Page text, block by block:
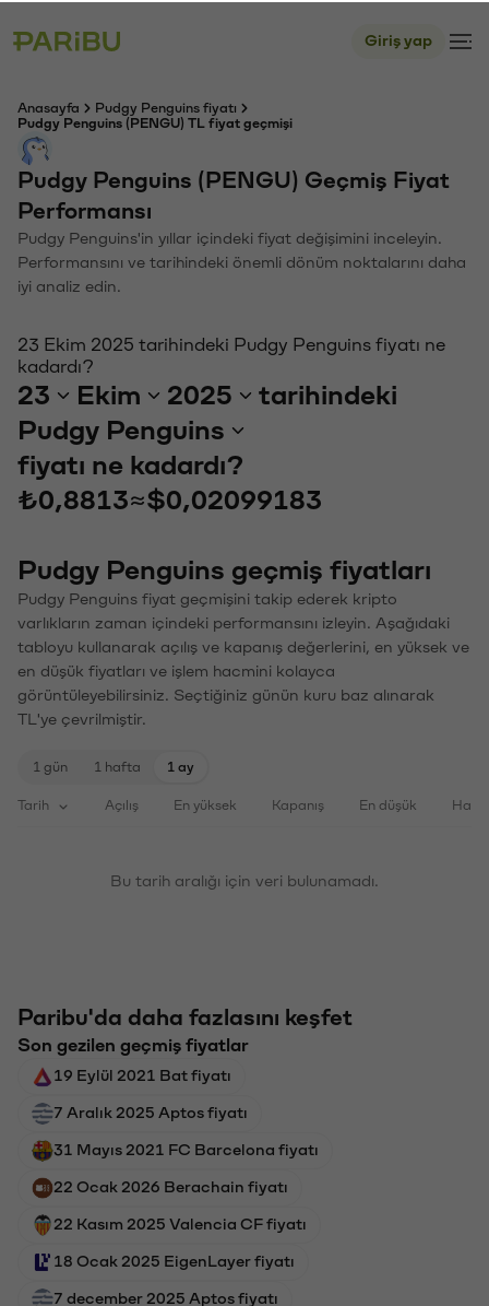
Giriş yap
Anasayfa
Pudgy Penguins fiyatı
Pudgy Penguins (PENGU) TL fiyat geçmişi
Pudgy Penguins (PENGU) Geçmiş Fiyat
Performansı
Pudgy Penguins'in yıllar içindeki fiyat değişimini inceleyin.
Performansını ve tarihindeki önemli dönüm noktalarını daha
iyi analiz edin.
23 Ekim 2025 tarihindeki Pudgy Penguins fiyatı ne
kadardı?
23 Ekim 2025
tarihindeki
Pudgy Penguins
fiyatı ne kadardı?
₺0,8813≈$0,02099183
Pudgy Penguins geçmiş fiyatları
Pudgy Penguins fiyat geçmişini takip ederek kripto
varlıkların zaman içindeki performansını izleyin. Aşağıdaki
tabloyu kullanarak açılış ve kapanış değerlerini, en yüksek ve
en düşük fiyatları ve işlem hacmini kolayca
görüntüleyebilirsiniz. Seçtiğiniz günün kuru baz alınarak
TL'ye çevrilmiştir.
1 gün 1 hafta 1 ay
Tarih Açılış En yüksek Kapanış En düşük
Bu tarih aralığı için veri bulunamadı.
Paribu'da daha fazlasını keşfet
Son gezilen geçmiş fiyatlar
19 Eylül 2021 Bat fiyatı
7 Aralık 2025 Aptos fiyatı
31 Mayıs 2021 FC Barcelona fiyatı
22 Ocak 2026 Berachain fiyatı
22 Kasım 2025 Valencia CF fiyatı
18 Ocak 2025 EigenLayer fiyatı
7 december 2025 Aptos fiyatı